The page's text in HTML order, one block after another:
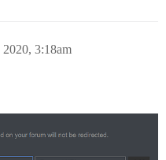
3:18am